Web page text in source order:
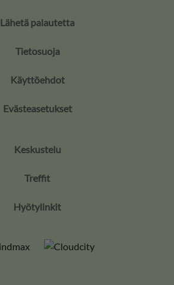
Lähetä palautetta
Tietosuoja
Käyttöehdot
Evästeasetukset
Keskustelu
Treffit
Hyötylinkit